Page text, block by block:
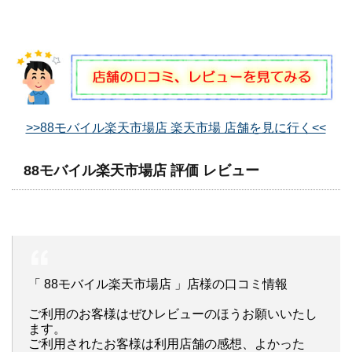
>>88モバイル楽天市場店 楽天市場 店舗を見に行く<<
88モバイル楽天市場店 評価 レビュー
「 88モバイル楽天市場店 」店様の口コミ情報
ご利用のお客様はぜひレビューのほうお願いいたし
ます。
ご利用されたお客様は利用店舗の感想、よかった